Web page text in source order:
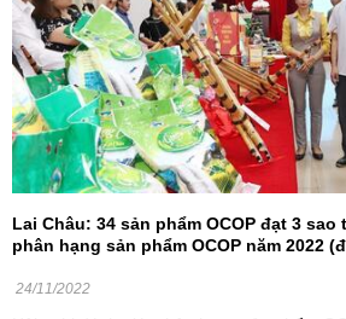
Lai Châu: 34 sản phẩm OCOP đạt 3
phân hạng sản phẩm OCOP năm 2022
24/11/2022